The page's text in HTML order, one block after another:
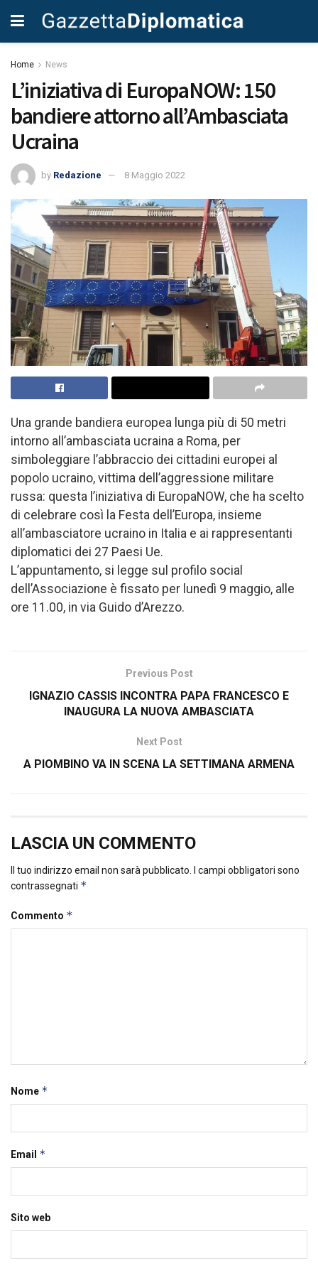
Home News
L’iniziativa di EuropaNOW: 150
bandiere attorno all’Ambasciata
Ucraina
by Redazione 8 Maggio 2022
Una grande bandiera europea lunga più di 50 metri
intorno all’ambasciata ucraina a Roma, per
simboleggiare l’abbraccio dei cittadini europei al
popolo ucraino, vittima dell’aggressione militare
russa: questa l’iniziativa di EuropaNOW, che ha scelto
di celebrare così la Festa dell’Europa, insieme
all’ambasciatore ucraino in Italia e ai rappresentanti
diplomatici dei 27 Paesi Ue.
L’appuntamento, si legge sul profilo social
dell’Associazione è fissato per lunedì 9 maggio, alle
ore 11.00, in via Guido d’Arezzo.
Previous Post
IGNAZIO CASSIS INCONTRA PAPA FRANCESCO E
INAUGURA LA NUOVA AMBASCIATA
Next Post
A PIOMBINO VA IN SCENA LA SETTIMANA ARMENA
LASCIA UN COMMENTO
Il tuo indirizzo email non sarà pubblicato. I campi obbligatori sono
contrassegnati *
Commento *
Nome *
Email *
Sito web